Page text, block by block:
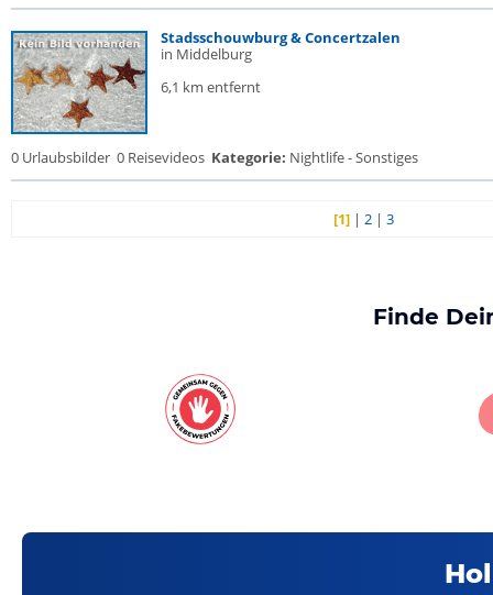
Stadsschouwburg & Concertzalen
in Middelburg
6,1 km entfernt
0 Urlaubsbilder 0 Reisevideos Kategorie: Nightlife - Sonstiges
[1] |2 |3
Finde